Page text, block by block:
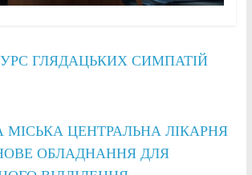
ГЛЯДАЦЬКИХ СИМПАТІЙ
МІСЬКА ЦЕНТРАЛЬНА ЛІКАРНЯ
ОБЛАДНАННЯ ДЛЯ